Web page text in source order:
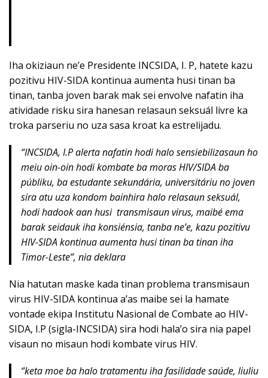
Iha okiziaun ne’e Presidente INCSIDA, I. P, hatete kazu
pozitivu HIV-SIDA kontinua aumenta husi tinan ba
tinan, tanba joven barak mak sei envolve nafatin iha
atividade risku sira hanesan relasaun seksuál livre ka
troka parseriu no uza sasa kroat ka estrelijadu.
“INCSIDA, I.P alerta nafatin hodi halo sensiebilizasaun ho
meiu oin-oin hodi kombate ba moras HIV/SIDA ba
públiku, ba estudante sekundária, universitáriu no joven
sira atu uza kondom bainhira halo relasaun seksuál,
hodi hadook aan husi transmisaun virus, maibé ema
barak seidauk iha konsiénsia, tanba ne’e, kazu pozitivu
HIV-SIDA kontinua aumenta husi tinan ba tinan iha
Timor-Leste”, nia deklara
Nia hatutan maske kada tinan problema transmisaun
virus HIV-SIDA kontinua a’as maibe sei la hamate
vontade ekipa Institutu Nasional de Combate ao HIV-
SIDA, I.P (sigla-INCSIDA) sira hodi hala’o sira nia papel
visaun no misaun hodi kombate virus HIV.
“keta moe ba halo tratamentu iha fasilidade saúde, liuliu